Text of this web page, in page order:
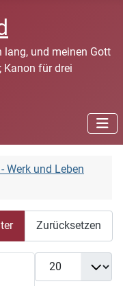
lang, und meinen Gott
Kanon für drei
Werk und Leben
Zurücksetzen
Anzeige #